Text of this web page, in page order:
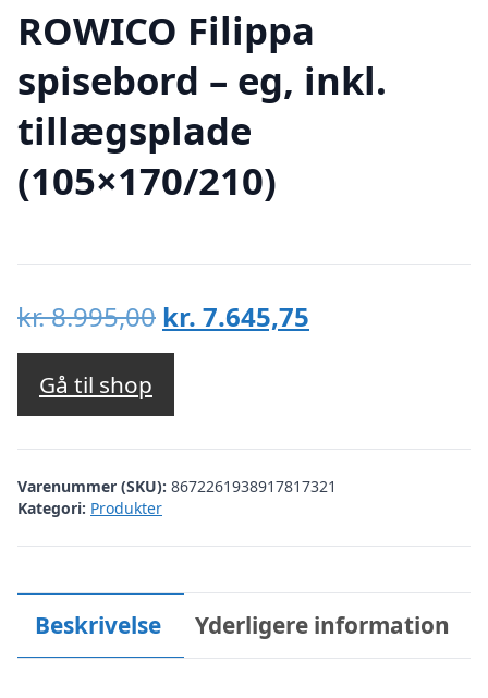
ROWICO Filippa
spisebord – eg, inkl.
tillægsplade
(105×170/210)
kr.8.995,00 Den
oprindelige
var:
kr. 8.995,00.
kr. 7.645,75
kr. 7.645,75.
Gå til shop
Varenummer (SKU): 8672261938917817321
Kategori: Produkter
Beskrivelse Yderligere information